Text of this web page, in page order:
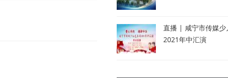
直播 | 咸宁市传媒少
2021年中汇演